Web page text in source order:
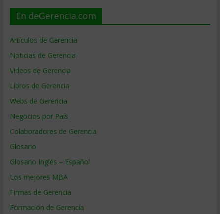
En deGerencia.com
Artículos de Gerencia
Noticias de Gerencia
Videos de Gerencia
Libros de Gerencia
Webs de Gerencia
Negocios por País
Colaboradores de Gerencia
Glosario
Glosario Inglés – Español
Los mejores MBA
Firmas de Gerencia
Formación de Gerencia